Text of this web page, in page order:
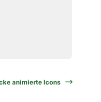
animierte Icons